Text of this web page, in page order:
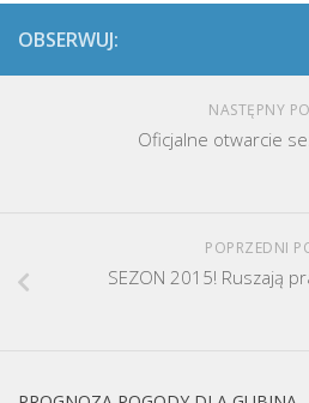
OBSERWUJ:
NASTĘPNY
Oficjalne otwarcie
POPRZEDNI
SEZON 2015! Ruszają